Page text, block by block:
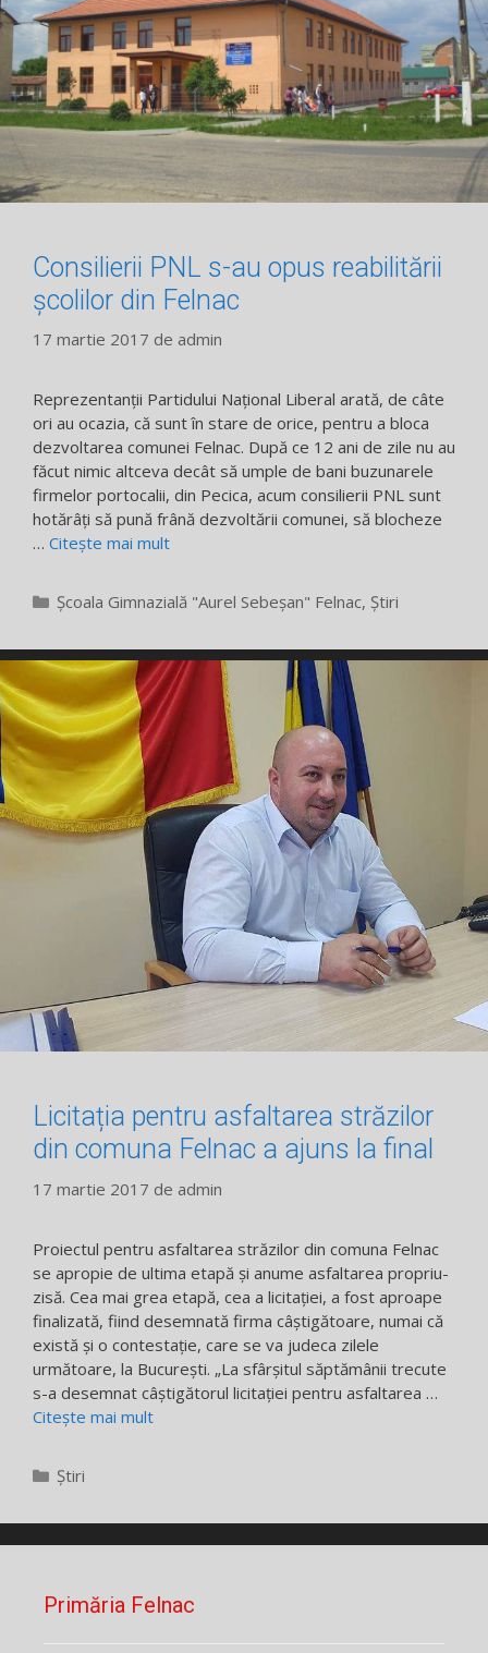
Consilierii PNL s-au opus reabilitării
școlilor din Felnac
17 martie 2017 de admin
Reprezentanții Partidului Național Liberal arată, de câte
ori au ocazia, că sunt în stare de orice, pentru a bloca
dezvoltarea comunei Felnac. După ce 12 ani de zile nu au
făcut nimic altceva decât să umple de bani buzunarele
firmelor portocalii, din Pecica, acum consilierii PNL sunt
hotărâți să pună frână dezvoltării comunei, să blocheze
… Citește mai mult
Categorii
Școala Gimnazială "Aurel Sebeșan" Felnac, Știri
Licitația pentru asfaltarea străzilor
din comuna Felnac a ajuns la final
17 martie 2017 de admin
Proiectul pentru asfaltarea străzilor din comuna Felnac
se apropie de ultima etapă și anume asfaltarea propriu-
zisă. Cea mai grea etapă, cea a licitației, a fost aproape
finalizată, fiind desemnată firma câștigătoare, numai că
există și o contestație, care se va judeca zilele
următoare, la București. „La sfârșitul săptămânii trecute
s-a desemnat câștigătorul licitației pentru asfaltarea …
Citește mai mult
Categorii
Știri
Primăria Felnac